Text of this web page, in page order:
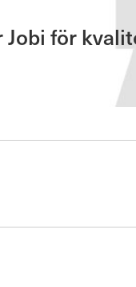
för